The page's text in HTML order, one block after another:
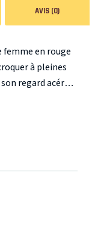
AVIS (0)
à pleines
regard acéré :
du bonheur, les
sait raconter
de notre
le cœur